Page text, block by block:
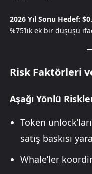
2026 Yıl Sonu Hedef:
%75’lik ek bir düşüşü
Risk Faktörleri
Aşağı Yönlü
Token
satış baskısı
Whale’ler